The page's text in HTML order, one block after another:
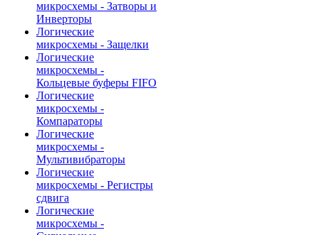
микросхемы - Затворы и
Инверторы
Логические
микросхемы - Защелки
Логические
микросхемы -
Кольцевые буферы FIFO
Логические
микросхемы -
Компараторы
Логические
микросхемы -
Мультивибраторы
Логические
микросхемы - Регистры
сдвига
Логические
микросхемы -